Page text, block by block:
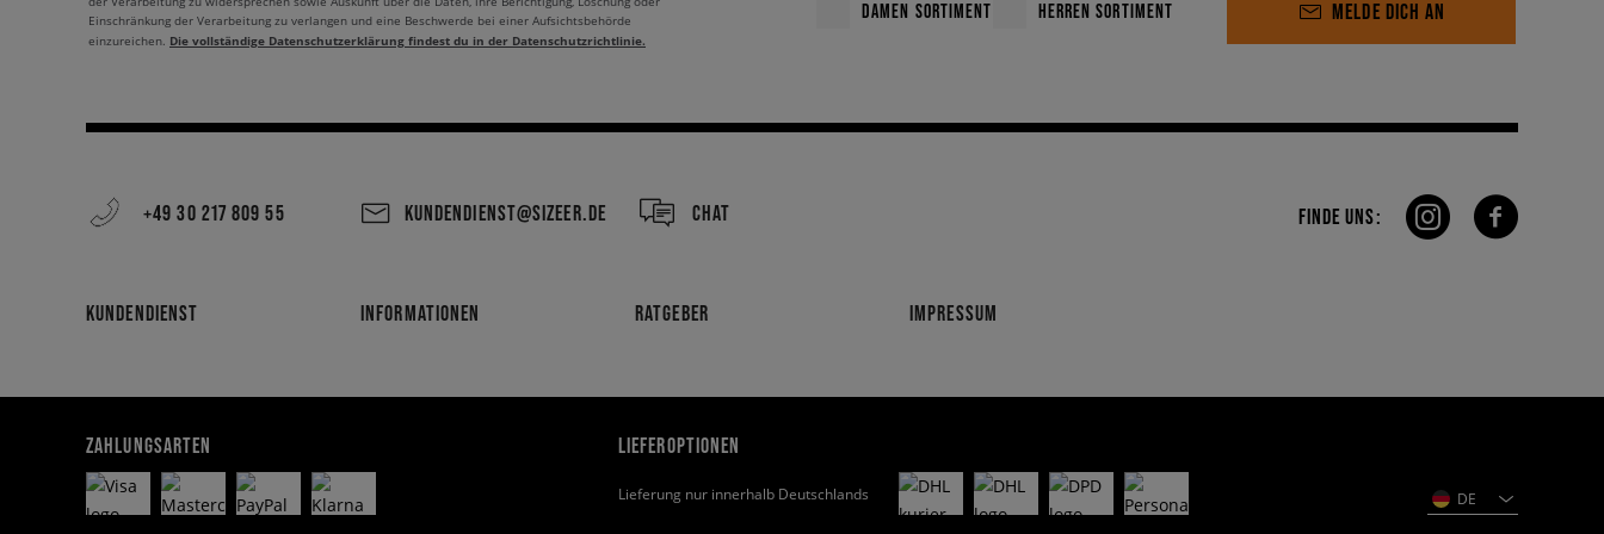
DAMEN SORTIMENT HERREN SORTIMENT MELDE DICH AN
Einschränkung der Verarbeitung zu verlangen und eine Beschwerde bei einer Aufsichtsbehörde
einzureichen. Die vollständige Datenschutzerklärung findest du in der Datenschutzrichtlinie.
+49 30 217 809 55 KUNDENDIENST@SIZEER.DE CHAT
KUNDENDIENST INFORMATIONEN RATGEBER IMPRESSUM
FINDE UNS:
ZAHLUNGSARTEN LIEFEROPTIONEN
Lieferung nur innerhalb Deutschlands DE